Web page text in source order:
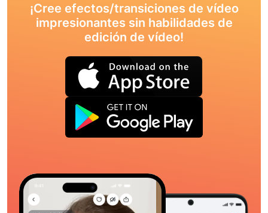
¡Cree efectos/transiciones de vídeo
impresionantes sin habilidades de
edición de vídeo!